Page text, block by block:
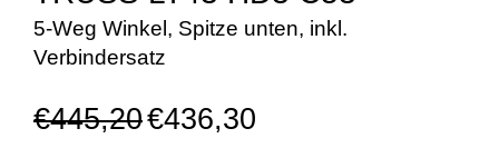
5-Weg Winkel, Spitze unten, inkl.
Verbindersatz
€445,20€436,30